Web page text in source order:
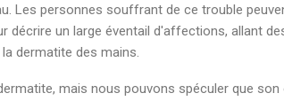
Les personnes souffrant de ce trouble
un large éventail d'affections, allant
dermatite des mains.
mais nous pouvons spéculer que